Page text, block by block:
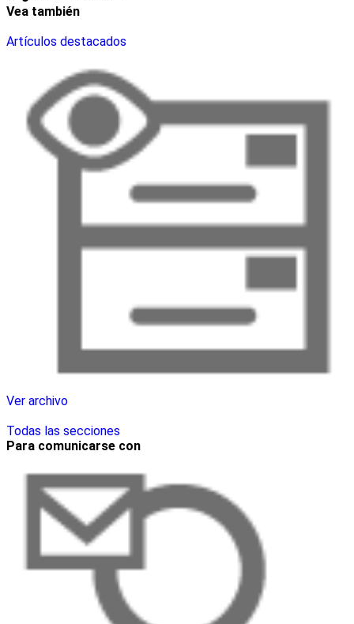
Vea también
Artículos destacados
Ver archivo
Todas las secciones
Para comunicarse con